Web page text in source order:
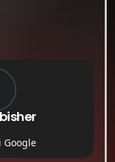
Google